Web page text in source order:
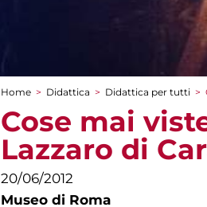
Tu sei qui
Home > Didattica > Didattica per tutti >
Cose mai
Lazzaro di
20/06/2012
Museo di Roma